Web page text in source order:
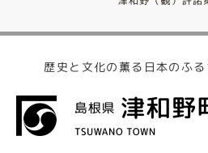
歴史と文化の薫る日本のふる